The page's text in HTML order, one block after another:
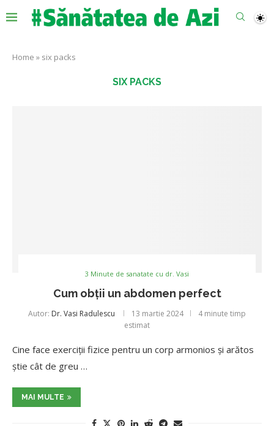
Home » six packs
SIX PACKS
3 Minute de sanatate cu dr. Vasi
Cum obții un abdomen perfect
Autor: Dr. Vasi Radulescu 13 martie 2024
4 minute timp
estimat
Cine face exerciții fizice pentru un corp armonios și arătos
știe cât de greu …
MAI MULTE